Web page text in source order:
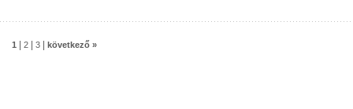
1 2 3 következő »